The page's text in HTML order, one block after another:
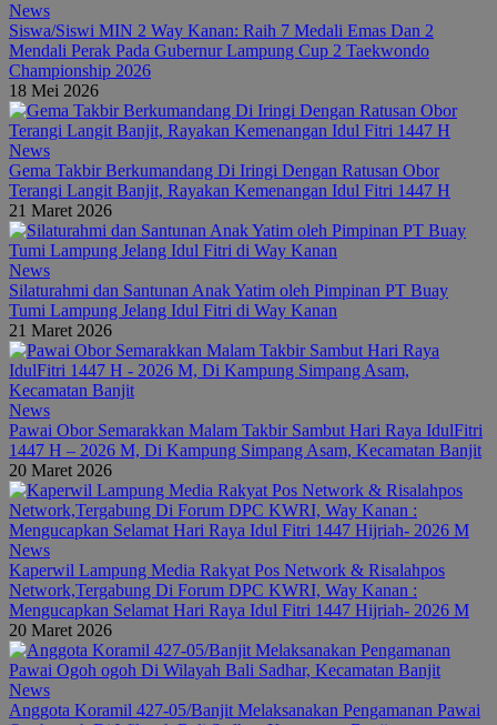
News
Siswa/Siswi MIN 2 Way Kanan: Raih 7 Medali Emas Dan 2
Mendali Perak Pada Gubernur Lampung Cup 2 Taekwondo
Championship 2026
18 Mei 2026
News
Gema Takbir Berkumandang Di Iringi Dengan Ratusan Obor
Terangi Langit Banjit, Rayakan Kemenangan Idul Fitri 1447 H
21 Maret 2026
News
Silaturahmi dan Santunan Anak Yatim oleh Pimpinan PT Buay
Tumi Lampung Jelang Idul Fitri di Way Kanan
21 Maret 2026
News
Pawai Obor Semarakkan Malam Takbir Sambut Hari Raya IdulFitri
1447 H – 2026 M, Di Kampung Simpang Asam, Kecamatan Banjit
20 Maret 2026
News
Kaperwil Lampung Media Rakyat Pos Network & Risalahpos
Network,Tergabung Di Forum DPC KWRI, Way Kanan :
Mengucapkan Selamat Hari Raya Idul Fitri 1447 Hijriah- 2026 M
20 Maret 2026
News
Anggota Koramil 427-05/Banjit Melaksanakan Pengamanan Pawai